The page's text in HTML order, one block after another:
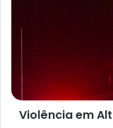
Salada grão de bico e
Violência em